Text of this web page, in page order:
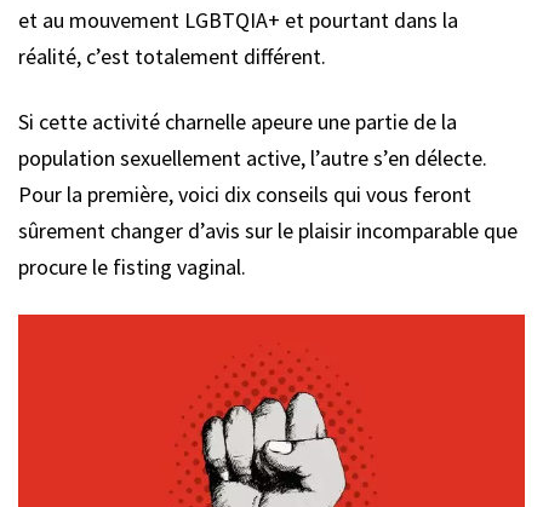
et au mouvement LGBTQIA+ et pourtant dans la
réalité, c’est totalement différent.
Si cette activité charnelle apeure une partie de la
population sexuellement active, l’autre s’en délecte.
Pour la première, voici dix conseils qui vous feront
sûrement changer d’avis sur le plaisir incomparable que
procure le fisting vaginal.